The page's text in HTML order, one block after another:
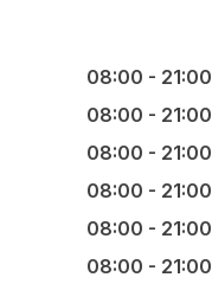
08:00 - 21:00
08:00 - 21:00
08:00 - 21:00
08:00 - 21:00
08:00 - 21:00
08:00 - 21:00